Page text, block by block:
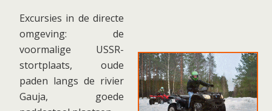
Excursies in de directe
omgeving: de
voormalige USSR-
stortplaats, oude
paden langs de rivier
Gauja, goede